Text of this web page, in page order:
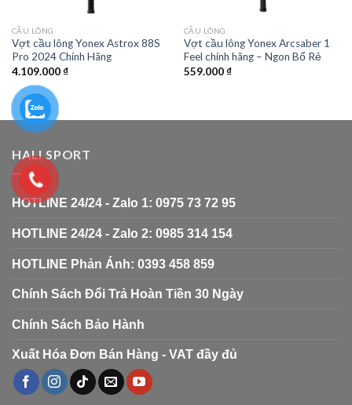
CẦU LÔNG
Vợt cầu lông Yonex Astrox 88S
Pro 2024 Chính Hãng
4.109.000₫
CẦU LÔNG
Vợt cầu lông Yonex Arcsaber 1
Feel chính hãng – Ngon Bổ Rẻ
559.000₫
HALI SPORT
HOTLINE 24/24 - Zalo 1: 0975 73 72 95
HOTLINE 24/24 - Zalo 2: 0985 314 154
HOTLINE Phản Ánh: 0393 458 859
Chính Sách Đổi Trả Hoàn Tiền 30 Ngày
Chính Sách Bảo Hành
Xuất Hóa Đơn Bán Hàng - VAT đầy đủ